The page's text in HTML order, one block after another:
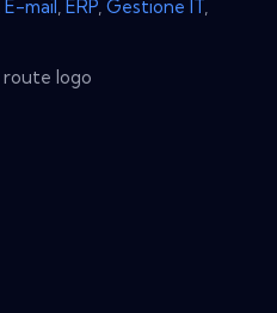
E-mail ERP Gestione IT